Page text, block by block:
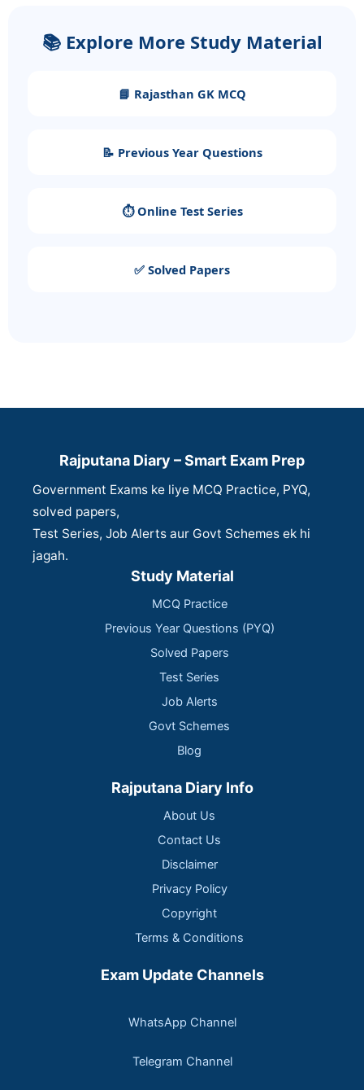
📚 Explore More Study Material
📘 Rajasthan GK MCQ
📝 Previous Year Questions
⏱️ Online Test Series
✅ Solved Papers
Rajputana Diary – Smart Exam Prep
Government Exams ke liye MCQ Practice, PYQ,
solved papers,
Test Series, Job Alerts aur Govt Schemes ek hi
jagah.
Study Material
MCQ Practice
Previous Year Questions (PYQ)
Solved Papers
Test Series
Job Alerts
Govt Schemes
Blog
Rajputana Diary Info
About Us
Contact Us
Disclaimer
Privacy Policy
Copyright
Terms & Conditions
Exam Update Channels
WhatsApp Channel
Telegram Channel